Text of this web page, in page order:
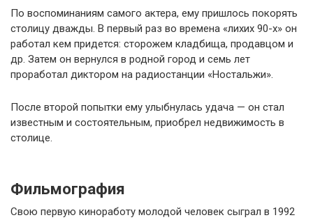
По воспоминаниям самого актера, ему пришлось покорять
столицу дважды. В первый раз во времена «лихих 90-х» он
работал кем придется: сторожем кладбища, продавцом и
др. Затем он вернулся в родной город и семь лет
проработал диктором на радиостанции «Ностальжи».
После второй попытки ему улыбнулась удача — он стал
известным и состоятельным, приобрел недвижимость в
столице.
Фильмография
Свою первую киноработу молодой человек сыграл в 1992